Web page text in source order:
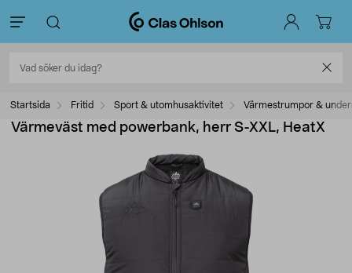
Startsida Fritid Sport & utomhusaktivitet Värmestrumpor &
Värmeväst med powerbank, herr S-XXL, HeatX